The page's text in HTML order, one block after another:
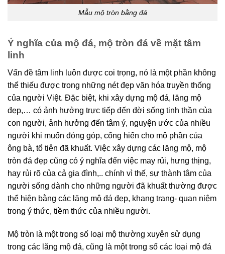
Mẫu mộ tròn bằng đá
Ý nghĩa của mộ đá, mộ tròn đá về mặt tâm
linh
Vấn đề tâm linh luôn được coi trọng, nó là một phần không
thể thiếu được trong những nét đẹp văn hóa truyền thống
của người Việt. Đặc biệt, khi xây dựng mộ đá, lăng mộ
đẹp,… có ảnh hưởng trực tiếp đến đời sống tinh thần của
con người, ảnh hưởng đến tâm ý, nguyện ước của nhiều
người khi muốn đóng góp, cống hiến cho mộ phần của
ông bà, tổ tiên đã khuất. Việc xây dựng các lăng mộ, mộ
tròn đá đẹp cũng có ý nghĩa đến việc may rủi, hưng thịng,
hay rủi rõ của cả gia đình,.. chính vì thế, sự thành tâm của
người sống dành cho những người đã khuất thường được
thể hiện bằng các lăng mộ đá đẹp, khang trang- quan niệm
trong ý thức, tiềm thức của nhiều người.
Mộ tròn là một trong số loại mộ thường xuyên sử dụng
trong các lăng mộ đá, cũng là một trong số các loại mộ đá